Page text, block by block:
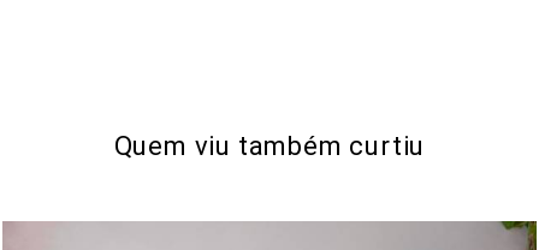
Quem viu também curtiu